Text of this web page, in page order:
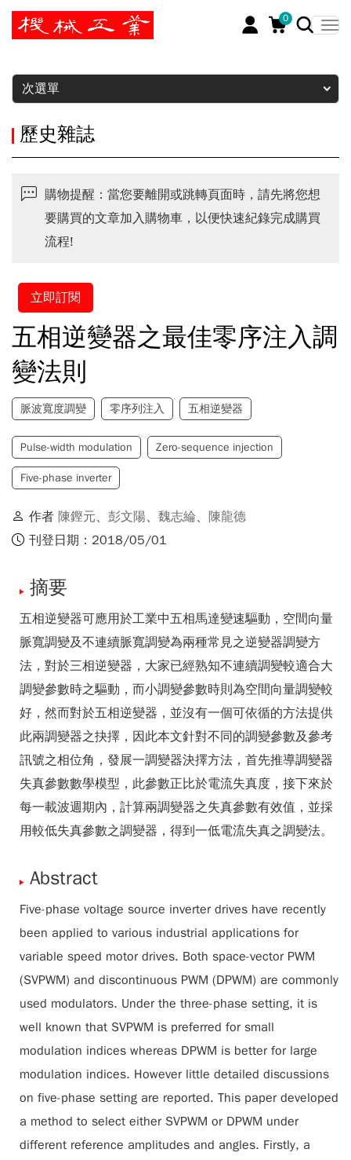
0
暫停
次選單
歷史雜誌
購物提醒：當您要離開或跳轉頁面時，請先將您想
要購買的文章加入購物車，以便快速紀錄完成購買
流程!
立即訂閱
五相逆變器之最佳零序注入調
變法則
脈波寬度調變 零序列注入 五相逆變器
Pulse-width modulation Zero-sequence injection
Five-phase inverter
作者 陳鏗元、 彭文陽、 魏志綸、 陳龍德
刊登日期：2018/05/01
摘要
五相逆變器可應用於工業中五相馬達變速驅動，空間向量
脈寬調變及不連續脈寬調變為兩種常見之逆變器調變方
法，對於三相逆變器，大家已經熟知不連續調變較適合大
調變參數時之驅動，而小調變參數時則為空間向量調變較
好，然而對於五相逆變器，並沒有一個可依循的方法提供
此兩調變器之抉擇，因此本文針對不同的調變參數及參考
訊號之相位角，發展一調變器決擇方法，首先推導調變器
失真參數數學模型，此參數正比於電流失真度，接下來於
每一載波週期內，計算兩調變器之失真參數有效值，並採
用較低失真參數之調變器，得到一低電流失真之調變法。
Abstract
Five-phase voltage source inverter drives have recently
been applied to various industrial applications for
variable speed motor drives. Both space-vector PWM
(SVPWM) and discontinuous PWM (DPWM) are commonly
used modulators. Under the three-phase setting, it is
well known that SVPWM is preferred for small
modulation indices whereas DPWM is better for large
modulation indices. However little detailed discussions
on five-phase setting are reported. This paper developed
a method to select either SVPWM or DPWM under
different reference amplitudes and angles. Firstly, a